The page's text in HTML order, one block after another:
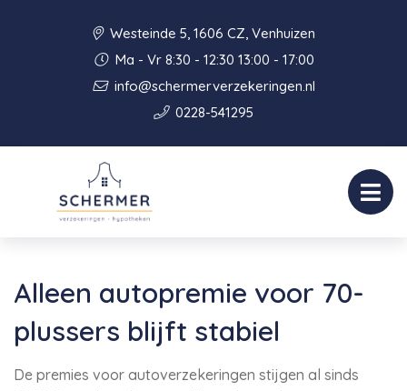
Westeinde 5, 1606 CZ, Venhuizen
Ma - Vr 8:30 - 12:30 13:00 - 17:00
info@schermerverzekeringen.nl
0228-541295
Alleen autopremie voor 70-
plussers blijft stabiel
De premies voor autoverzekeringen stijgen al sinds